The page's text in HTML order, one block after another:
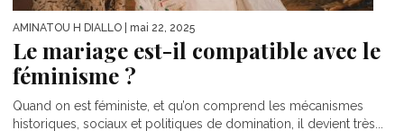
AMINATOU H DIALLO | mai 22, 2025
Le mariage est-il compatible avec le
féminisme ?
Quand on est féministe, et qu’on comprend les mécanismes
historiques, sociaux et politiques de domination, il devient très...